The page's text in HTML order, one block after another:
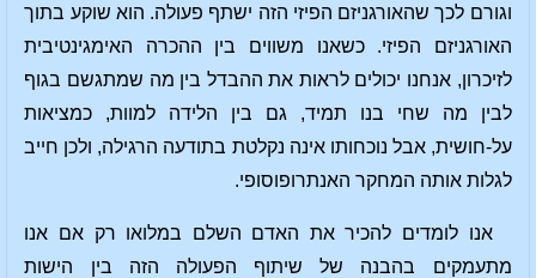
וגורם לכך שהאורגניזם הפיזי הזה ישתף פעולה. הוא שוקע בתוך
האורגניזם הפיזי. כשאנו משווים בין ההכרה האימגינטיבית
לזיכרון, אנחנו יכולים לראות את ההבדל בין מה שמתגשם בגוף
לבין מה שחי בנו תמיד, גם בין הלידה למוות, כמציאות
על-חושית, אבל נוכחותו אינה נקלטת בתודעה הרגילה, ולכן חייב
לגלות אותה המחקר האנתרופוסופי.
אנו לומדים להכיר את האדם השלם במלואו רק אם אנו
מתעמקים בהבנה של שיתוף הפעולה הזה בין הישות